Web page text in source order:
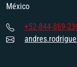
México
+52-844-869-